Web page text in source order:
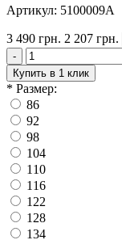
Артикул: 5100009A
3 490 грн. 2 207 грн.
-
Купить в 1 клик
* Размер:
86
92
98
104
110
116
122
128
134